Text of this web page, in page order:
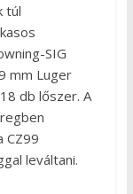
túl
SIG
mm Luger
db lőszer. A
CZ99
leváltani.